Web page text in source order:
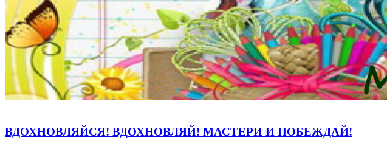
ВДОХНОВЛЯЙСЯ! ВДОХНОВЛЯЙ! МАСТЕРИ И ПОБЕЖДАЙ!